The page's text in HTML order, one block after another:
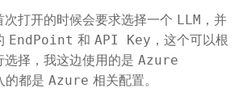
打开的时候会要求选择一个 LLM ，并
EndPoint 和 API Key ，这个可以根
择，我这边使用的是 Azure
的都是 Azure 相关配置。